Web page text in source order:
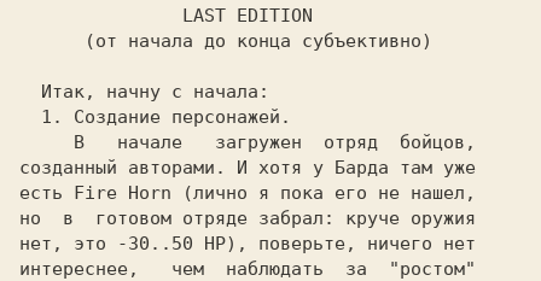
созданный авторами. И хотя у Барда там уже
есть Fire Horn (лично я пока его не нашел,
но  в  готовом отряде забрал: круче оружия
нет, это -30..50 HP), поверьте, ничего нет
интереснее,   чем  наблюдать  за  "ростом"